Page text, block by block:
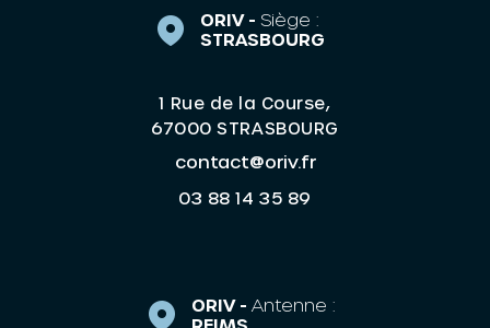
ORIV - Siège :
STRASBOURG
1 Rue de la Course,
67000 STRASBOURG
contact@oriv.fr
03 88 14 35 89
ORIV - Antenne :